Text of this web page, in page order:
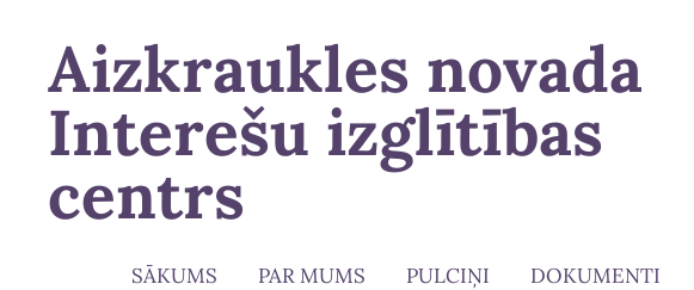
Aizkraukles novada
Interešu izglītības
centrs
SĀKUMS PAR MUMS PULCIŅI DOKUMENTI